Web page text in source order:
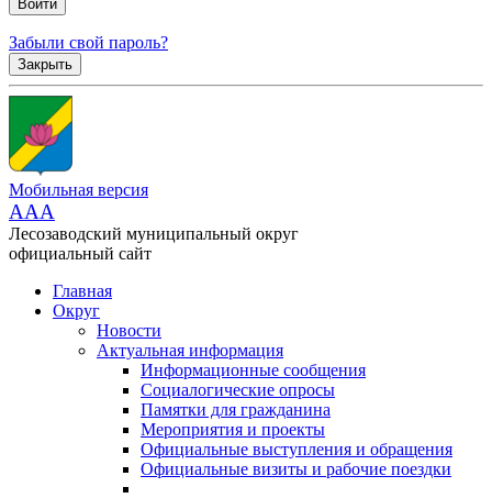
Забыли свой пароль?
Закрыть
Мобильная версия
AAA
Лесозаводский муниципальный округ
официальный сайт
Главная
Округ
Новости
Актуальная информация
Информационные сообщения
Социалогические опросы
Памятки для гражданина
Мероприятия и проекты
Официальные выступления и обращения
Официальные визиты и рабочие поездки